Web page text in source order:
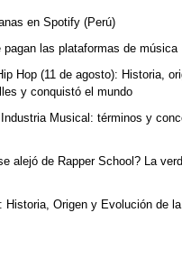
en Spotify (Perú)
las plataformas de música
Hop (11 de agosto): Historia,
y conquistó el mundo
Musical: términos y
alejó de Rapper School? La
Historia, Origen y Evolución de